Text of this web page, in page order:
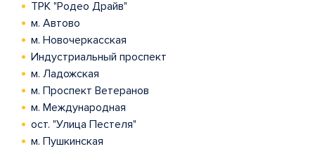
ТРК "Родео Драйв"
м. Автово
м. Новочеркасская
Индустриальный проспект
м. Ладожская
м. Проспект Ветеранов
м. Международная
ост. "Улица Пестеля"
м. Пушкинская